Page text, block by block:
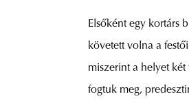
Elsőként egy kortárs
követett volna a
miszerint a helyet
fogtuk meg,